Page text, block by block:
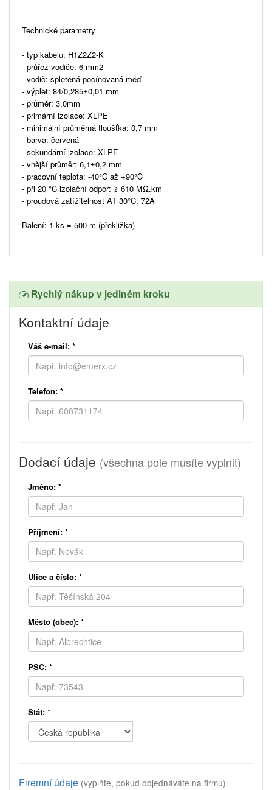
Technické parametry
- typ kabelu: H1Z2Z2-K
- průřez vodiče: 6 mm2
- vodič: spletená pocínovaná měď
- výplet: 84/0,285±0,01 mm
- průměr: 3,0mm
- primární izolace: XLPE
- minimální průměrná tloušťka: 0,7 mm
- barva: červená
- sekundární izolace: XLPE
- vnější průměr: 6,1±0,2 mm
- pracovní teplota: -40°C až +90°C
- při 20 °C izolační odpor: ≥ 610 MΩ.km
- proudová zatížitelnost AT 30°C: 72A
Balení: 1 ks = 500 m (překližka)
Rychlý nákup v jediném kroku
Kontaktní údaje
Váš e-mail: *
Telefon: *
Dodací údaje (všechna pole musíte vyplnit)
Jméno: *
Příjmení: *
Ulice a číslo: *
Město (obec): *
PSČ: *
Stát: *
Firemní údaje (vyplňte, pokud objednáváte na firmu)